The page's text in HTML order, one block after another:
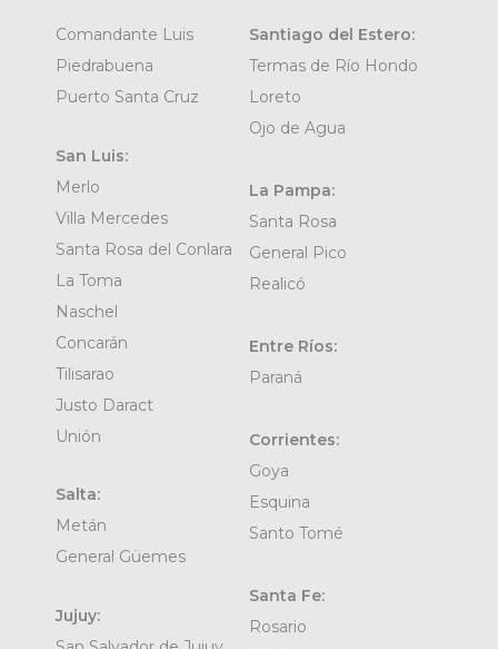
Comandante Luis
Piedrabuena
Puerto Santa Cruz
San Luis:
Merlo
Villa Mercedes
Santa Rosa del Conlara
La Toma
Naschel
Concarán
Tilisarao
Justo Daract
Unión
Salta:
Metán
General Güemes
Jujuy:
Santiago del Estero:
Termas de Río Hondo
Loreto
Ojo de Agua
La Pampa:
Santa Rosa
General Pico
Realicó
Entre Ríos:
Paraná
Corrientes:
Goya
Esquina
Santo Tomé
Santa Fe:
Rosario